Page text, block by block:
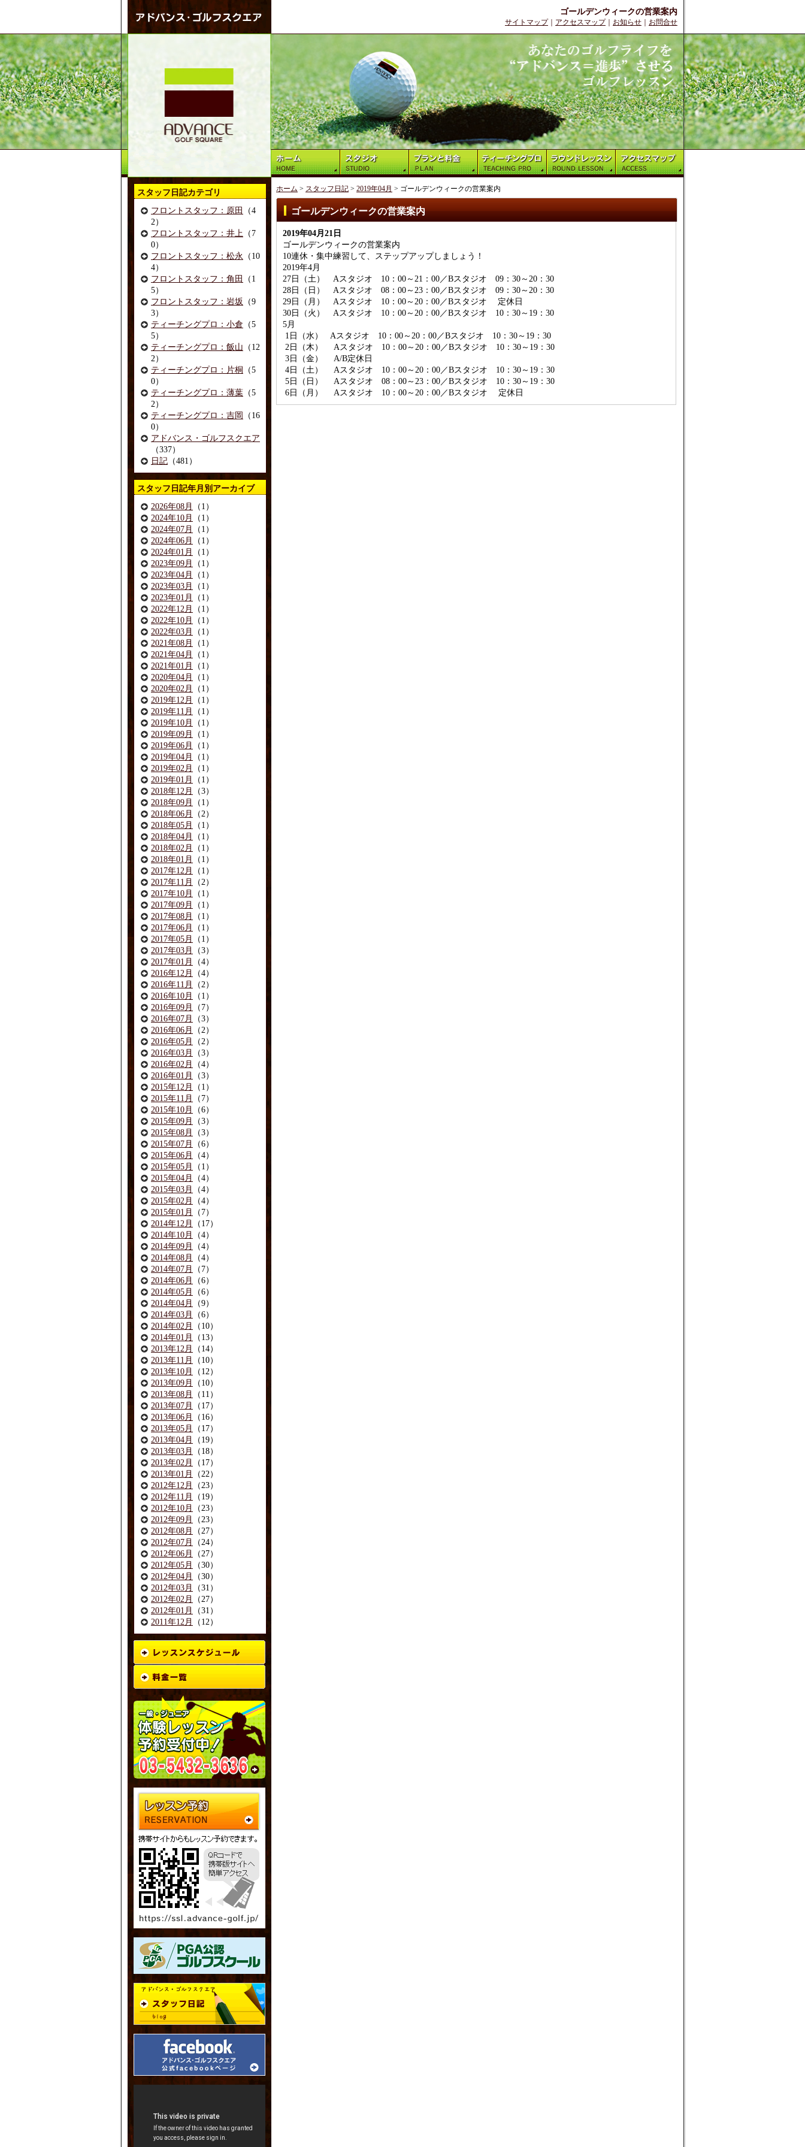
ゴールデンウィークの営業案内
サイトマップ｜ アクセスマップ｜ お知らせ お問合せ
スタッフ日記カテゴリ
フロントスタッフ：原田
（4
2）
フロントスタッフ：井上 （7
0）
フロントスタッフ：松永 （10
4）
フロントスタッフ：角田
（1
5）
フロントスタッフ：岩坂 （9
3）
ティーチングプロ：小倉 （5
5）
ティーチングプロ：飯山 （12
2）
ティーチングプロ：片桐
（5
0）
ティーチングプロ：薄葉 （5
2）
ティーチングプロ：吉岡
（16
0）
アドバンス・ゴルフスクエア
（337）
日記 （481）
スタッフ日記年月別アーカイブ
2026年08月
（1）
2024年10月
（1）
2024年07月
（1）
2024年06月
（1）
2024年01月
（1）
2023年09月
（1）
2023年04月
（1）
2023年03月
（1）
2023年01月
（1）
2022年12月
（1）
2022年10月
（1）
2022年03月
（1）
2021年08月
（1）
2021年04月
（1）
2021年01月
（1）
2020年04月
（1）
2020年02月
（1）
2019年12月
（1）
2019年11月
（1）
2019年10月
（1）
2019年09月
（1）
2019年06月
（1）
2019年04月
（1）
2019年02月
（1）
2019年01月
（1）
2018年12月
（3）
2018年09月
（1）
2018年06月
（2）
2018年05月
（1）
2018年04月
（1）
2018年02月
（1）
2018年01月
（1）
2017年12月
（1）
2017年11月
（2）
2017年10月
（1）
2017年09月
（1）
2017年08月
（1）
2017年06月
（1）
2017年05月
（1）
2017年03月
（3）
2017年01月
（4）
2016年12月
（4）
2016年11月
（2）
2016年10月
（1）
2016年09月
（7）
2016年07月
（3）
2016年06月
（2）
2016年05月
（2）
2016年03月
（3）
2016年02月
（4）
2016年01月
（3）
2015年12月
（1）
2015年11月
（7）
2015年10月
（6）
2015年09月
（3）
2015年08月
（3）
2015年07月
（6）
2015年06月
（4）
2015年05月
（1）
2015年04月
（4）
2015年03月
（4）
2015年02月
（4）
2015年01月
（7）
2014年12月
（17）
2014年10月
（4）
2014年09月
（4）
2014年08月
（4）
2014年07月
（7）
2014年06月
（6）
2014年05月
（6）
2014年04月
（9）
2014年03月
（6）
2014年02月
（10）
2014年01月
（13）
2013年12月
（14）
2013年11月
（10）
2013年10月
（12）
2013年09月
（10）
2013年08月
（11）
2013年07月
（17）
2013年06月
（16）
2013年05月
（17）
2013年04月
（19）
2013年03月
（18）
2013年02月
（17）
2013年01月
（22）
2012年12月
（23）
2012年11月
（19）
2012年10月
（23）
2012年09月
（23）
2012年08月
（27）
2012年07月
（24）
2012年06月
（27）
2012年05月
（30）
2012年04月
（30）
2012年03月
（31）
2012年02月
（27）
2012年01月
（31）
2011年12月
（12）
ホーム > スタッフ日記 > 2019年04月 > ゴールデンウィークの営業案内
ゴールデンウィークの営業案内
2019年04月21日
ゴールデンウィークの営業案内
10連休・集中練習して、ステップアップしましょう！
2019年4月
27日（土） Aスタジオ 10：00～21：00／Bスタジオ 09：30～20：30
28日（日） Aスタジオ 08：00～23：00／Bスタジオ 09：30～20：30
29日（月） Aスタジオ 10：00～20：00／Bスタジオ 定休日
30日（火） Aスタジオ 10：00～20：00／Bスタジオ 10：30～19：30
5月
1日（水） Aスタジオ 10：00～20：00／Bスタジオ 10：30～19：30
2日（木） Aスタジオ 10：00～20：00／Bスタジオ 10：30～19：30
3日（金） A/B定休日
4日（土） Aスタジオ 10：00～20：00／Bスタジオ 10：30～19：30
5日（日） Aスタジオ 08：00～23：00／Bスタジオ 10 ：30～19：30
6日（月） Aスタジオ 10：00～20：00／Bスタジオ 定休日